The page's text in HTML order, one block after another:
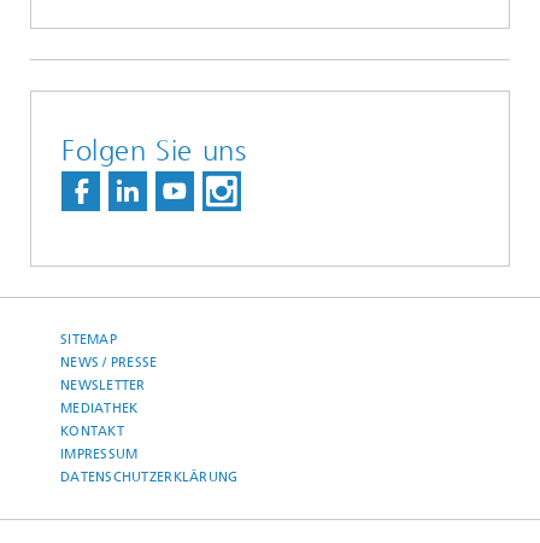
Folgen Sie uns
SITEMAP
NEWS / PRESSE
NEWSLETTER
MEDIATHEK
KONTAKT
IMPRESSUM
DATENSCHUTZERKLÄRUNG